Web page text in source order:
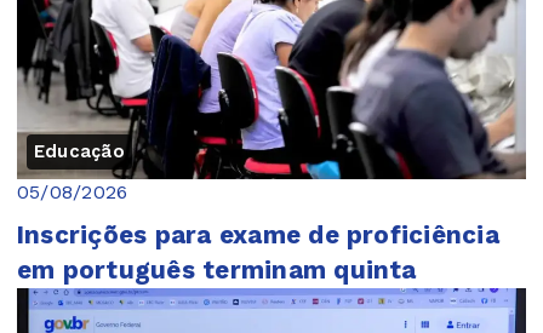
Educação
05/08/2026
Inscrições para exame de proficiência
em português terminam quinta